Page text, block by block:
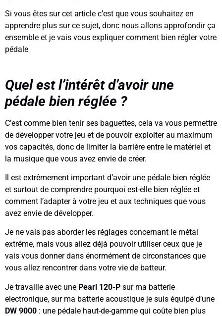
Si vous êtes sur cet article c’est que vous souhaitez en
apprendre plus sur ce sujet, donc nous allons approfondir ça
ensemble et je vais vous expliquer comment bien régler votre
pédale
Quel est l’intérêt d’avoir une
pédale bien réglée ?
C’est comme bien tenir ses baguettes, cela va vous permettre
de développer votre jeu et de pouvoir exploiter au maximum
vos capacités, donc de limiter la barrière entre le matériel et
la musique que vous avez envie de créer.
Il est extrêmement important d’avoir une pédale bien réglée
et surtout de comprendre pourquoi est-elle bien réglée et
comment l’adapter à votre jeu et aux techniques que vous
avez envie de développer.
Je ne vais pas aborder les réglages concernant le métal
extrême, mais vous allez déjà pouvoir utiliser ceux que je
vais vous donner dans énormément de circonstances que
vous allez rencontrer dans votre vie de batteur.
Je travaille avec une Pearl 120-P sur ma batterie
electronique, sur ma batterie acoustique je suis équipé d’une
DW 9000 : une pédale haut-de-gamme qui coûte bien plus